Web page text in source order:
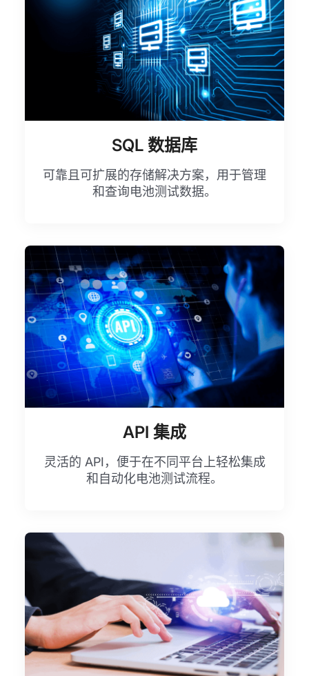
SQL 数据库
可靠且可扩展的存储解决方案，用于管理
和查询电池测试数据。
API 集成
灵活的 API，便于在不同平台上轻松集成
和自动化电池测试流程。